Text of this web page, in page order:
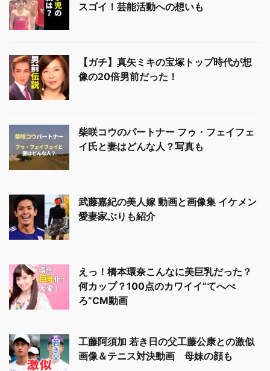
スゴイ！芸能活動への想いも
【ガチ】真矢ミキの宝塚トップ時代が想
像の20倍男前だった！
柴咲コウのパートナー フゥ・フェイフェ
イ氏と妻はどんな人？写真も
武藤嘉紀の美人嫁 動画と画像集 イケメン
愛妻家ぶりも紹介
えっ！橋本環奈こんなに美巨乳だった？
何カップ？100点のカワイイ”てへぺ
ろ”CM動画
工藤阿須加 若き日の父工藤公康との激似
画像＆テニス対決動画 母妹の顔も